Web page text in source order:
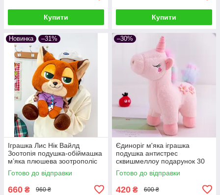
Купити Купити
Новинка –31%
Іграшка Лис Нік Вайлд
Зоотопія подушка-обіймашка
м’яка плюшева зоотрополіс
звірополіс сквішмеллоу
подарунок дітям та дорослим
Готово до відправки
660 ₴ 960 ₴
–30%
Єдиноріг м'яка іграшка
подушка антистрес
сквишмеллоу подарунок 30
см Рожевий
Готово до відправки
420 ₴ 600 ₴